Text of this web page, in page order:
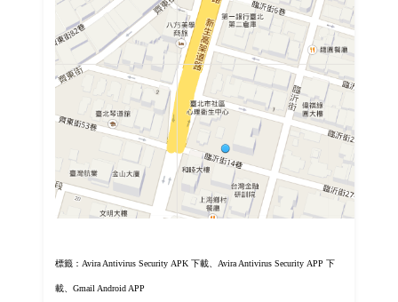
標籤： Avira Antivirus Security APK 下載、Avira Antivirus Security APP 下
載、Gmail Android APP